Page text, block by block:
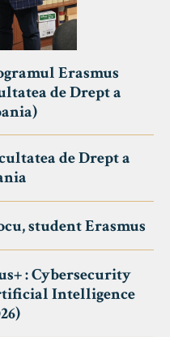
Erasmus
de Drept a
de Drept a
student Erasmus
: Cybersecurity
Intelligence